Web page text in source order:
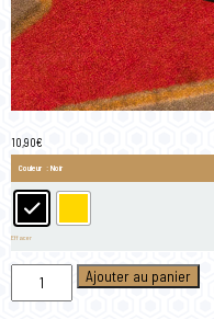
10,90€
Couleur : Noir
Effacer
Tote
Ajouter au panier